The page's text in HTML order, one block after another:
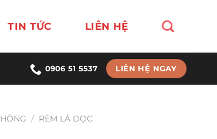
TIN TỨC LIÊN HỆ
0906 51 5537 LIÊN HỆ NGAY
/ RÈM LÁ DỌC